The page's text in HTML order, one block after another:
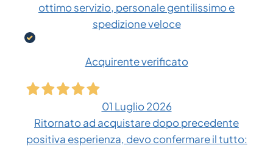
ottimo servizio, personale gentilissimo e
spedizione veloce
Acquirente verificato
01 Luglio 2026
Ritornato ad acquistare dopo precedente
positiva esperienza, devo confermare il tutto: